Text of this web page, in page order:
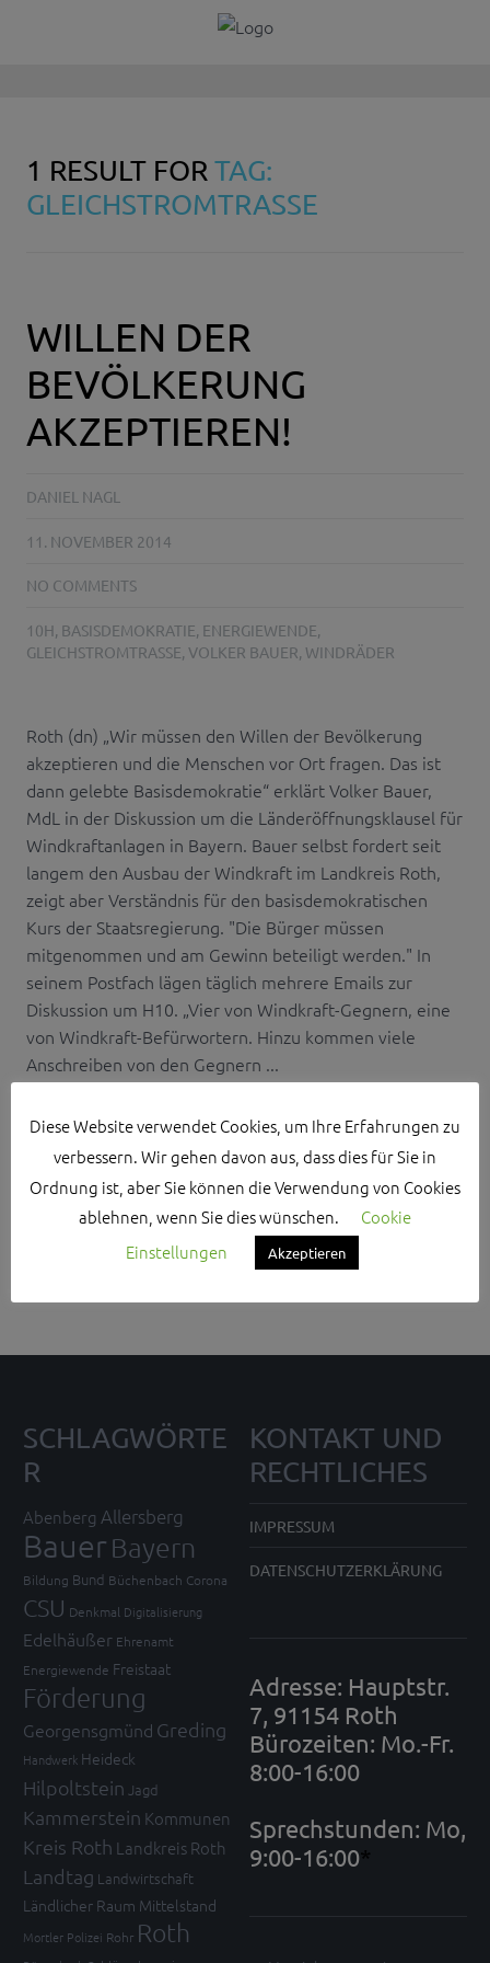
1 RESULT FORTAG:
GLEICHSTROMTRASSE
WILLEN DER
BEVÖLKERUNG
AKZEPTIEREN!
DANIEL NAGL
11. NOVEMBER 2014
NO COMMENTS
10H, BASISDEMOKRATIE, ENERGIEWENDE,
GLEICHSTROMTRASSE, VOLKER BAUER, WINDRÄDER
Roth (dn) „Wir müssen den Willen der Bevölkerung
akzeptieren und die Menschen vor Ort fragen. Das ist
dann gelebte Basisdemokratie“ erklärt Volker Bauer,
MdL in der Diskussion um die Länderöffnungsklausel für
Windkraftanlagen in Bayern. Bauer selbst fordert seit
langem den Ausbau der Windkraft im Landkreis Roth,
zeigt aber Verständnis für den basisdemokratischen
Kurs der Staatsregierung. "Die Bürger müssen
mitgenommen und am Gewinn beteiligt werden." In
seinem Postfach lägen täglich mehrere Emails zur
Diskussion um H10. „Vier von Windkraft-Gegnern, eine
von Windkraft-Befürwortern. Hinzu kommen viele
Anschreiben von den Gegnern ...
Search Sidebar Widget Area
Please login and add some widgets to this widget area.
SCHLAGWÖRTE
R
Abenberg Allersberg
Bauer Bayern
Bildung Bund Büchenbach Corona
CSU Denkmal Digitalisierung
Edelhäußer Ehrenamt
Energiewende Freistaat
Förderung
Georgensgmünd Greding
Handwerk Heideck
Hilpoltstein Jagd
Kammerstein Kommunen
Kreis Roth Landkreis Roth
Landtag Landwirtschaft
Ländlicher Raum Mittelstand
Mortler Polizei Rohr Roth
KONTAKT UND
RECHTLICHES
IMPRESSUM
DATENSCHUTZERKLÄRUNG
Adresse: Hauptstr.
7, 91154 Roth
Bürozeiten: Mo.-Fr.
8:00-16:00
Sprechstunden: Mo,
9:00-16:00*
Diese Website verwendet Cookies, um Ihre Erfahrungen zu
verbessern. Wir gehen davon aus, dass dies für Sie in
Ordnung ist, aber Sie können die Verwendung von Cookies
ablehnen, wenn Sie dies wünschen.
Cookie
Einstellungen
Akzeptieren